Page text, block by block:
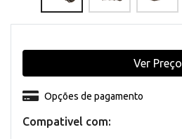
Compativel com:
Opções de pagamento
Ver Preço